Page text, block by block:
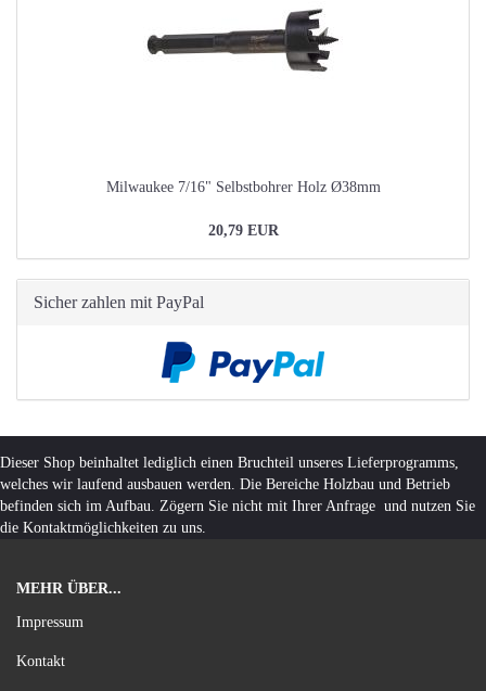
Milwaukee 7/16" Selbstbohrer Holz Ø38mm
20,79 EUR
Sicher zahlen mit PayPal
Dieser Shop beinhaltet lediglich einen Bruchteil unseres Lieferprogramms,
welches wir laufend ausbauen werden. Die Bereiche Holzbau und Betrieb
befinden sich im Aufbau. Zögern Sie nicht mit Ihrer Anfrage und nutzen Sie
die Kontaktmöglichkeiten zu uns.
MEHR ÜBER...
Impressum
Kontakt